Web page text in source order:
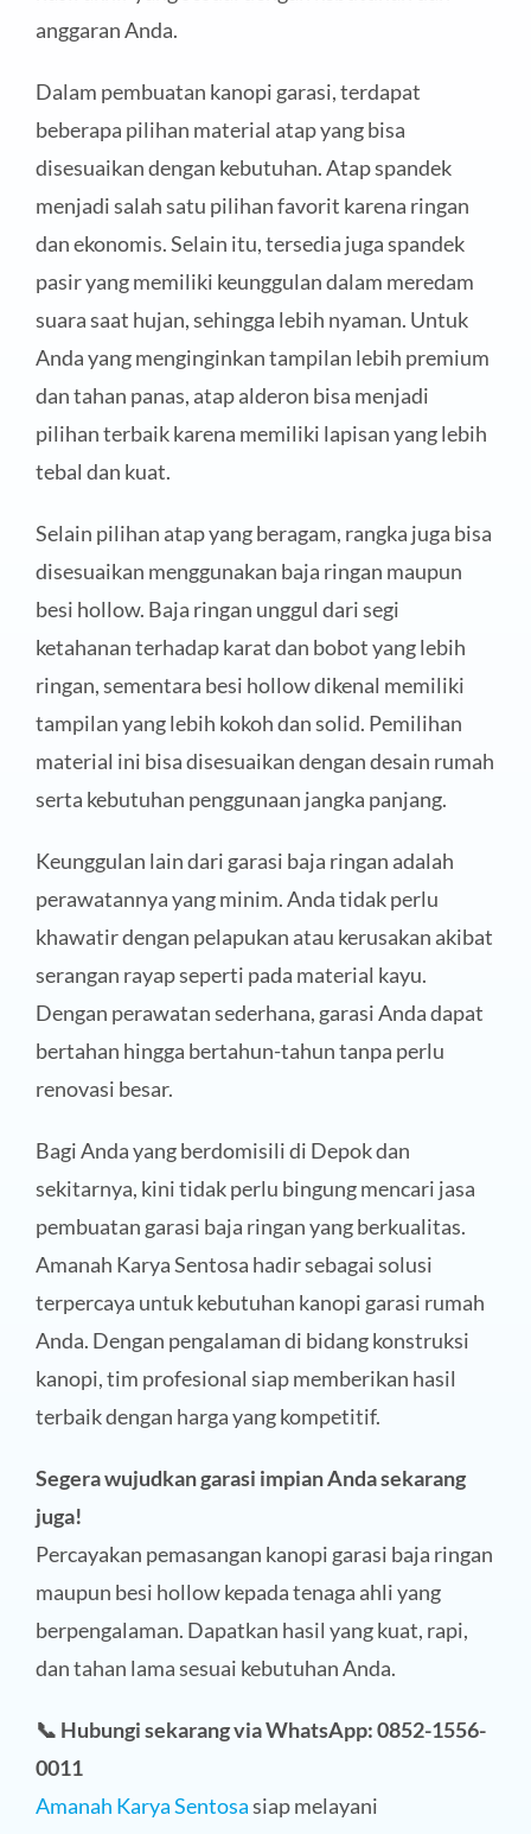
anggaran Anda.
Dalam pembuatan kanopi garasi, terdapat
beberapa pilihan material atap yang bisa
disesuaikan dengan kebutuhan. Atap spandek
menjadi salah satu pilihan favorit karena ringan
dan ekonomis. Selain itu, tersedia juga spandek
pasir yang memiliki keunggulan dalam meredam
suara saat hujan, sehingga lebih nyaman. Untuk
Anda yang menginginkan tampilan lebih premium
dan tahan panas, atap alderon bisa menjadi
pilihan terbaik karena memiliki lapisan yang lebih
tebal dan kuat.
Selain pilihan atap yang beragam, rangka juga bisa
disesuaikan menggunakan baja ringan maupun
besi hollow. Baja ringan unggul dari segi
ketahanan terhadap karat dan bobot yang lebih
ringan, sementara besi hollow dikenal memiliki
tampilan yang lebih kokoh dan solid. Pemilihan
material ini bisa disesuaikan dengan desain rumah
serta kebutuhan penggunaan jangka panjang.
Keunggulan lain dari garasi baja ringan adalah
perawatannya yang minim. Anda tidak perlu
khawatir dengan pelapukan atau kerusakan akibat
serangan rayap seperti pada material kayu.
Dengan perawatan sederhana, garasi Anda dapat
bertahan hingga bertahun-tahun tanpa perlu
renovasi besar.
Bagi Anda yang berdomisili di Depok dan
sekitarnya, kini tidak perlu bingung mencari jasa
pembuatan garasi baja ringan yang berkualitas.
Amanah Karya Sentosa hadir sebagai solusi
terpercaya untuk kebutuhan kanopi garasi rumah
Anda. Dengan pengalaman di bidang konstruksi
kanopi, tim profesional siap memberikan hasil
terbaik dengan harga yang kompetitif.
Segera wujudkan garasi impian Anda sekarang
juga!
Percayakan pemasangan kanopi garasi baja ringan
maupun besi hollow kepada tenaga ahli yang
berpengalaman. Dapatkan hasil yang kuat, rapi,
dan tahan lama sesuai kebutuhan Anda.
📞 Hubungi sekarang via WhatsApp: 0852-1556-
0011
Amanah Karya Sentosasiap melayani